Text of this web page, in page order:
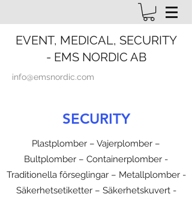
EVENT, MEDICAL, SECURITY
- EMS NORDIC AB
info@emsnordic.com
SECURITY
Plastplomber – Vajerplomber –
Bultplomber – Containerplomber -
Traditionella förseglingar – Metallplomber -
Säkerhetsetiketter – Säkerhetskuvert -